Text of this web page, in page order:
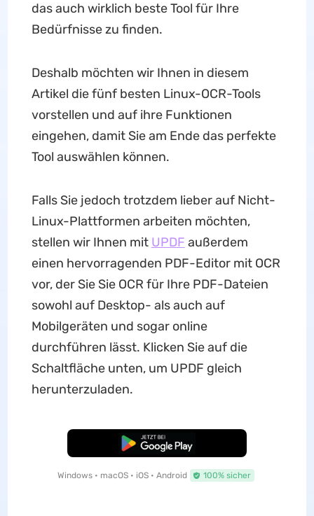
das auch wirklich beste Tool für Ihre
Bedürfnisse zu finden.
Deshalb möchten wir Ihnen in diesem
Artikel die fünf besten Linux-OCR-Tools
vorstellen und auf ihre Funktionen
eingehen, damit Sie am Ende das perfekte
Tool auswählen können.
Falls Sie jedoch trotzdem lieber auf Nicht-
Linux-Plattformen arbeiten möchten,
stellen wir Ihnen mit UPDF außerdem
einen hervorragenden PDF-Editor mit OCR
vor, der Sie Sie OCR für Ihre PDF-Dateien
sowohl auf Desktop- als auch auf
Mobilgeräten und sogar online
durchführen lässt. Klicken Sie auf die
Schaltfläche unten, um UPDF gleich
herunterzuladen.
Kostenloser Download
Windows • macOS • iOS • Android 100% sicher